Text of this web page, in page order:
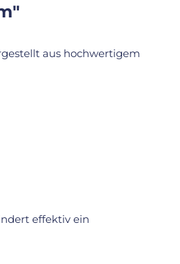
aus hochwertigem
effektiv ein